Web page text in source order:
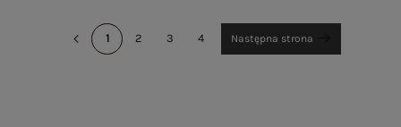
1 2 3 4 Następna strona